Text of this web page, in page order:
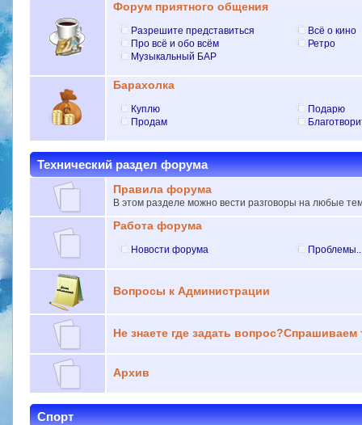
Форум приятного общения
Разрешите представиться
Про всё и обо всём
Музыкальный БАР
Всё о кино
Ретро
Барахолка
Куплю
Продам
Подарю
Технический раздел форума
Правила форума
В этом разделе можно вести разговоры на любые
Работа форума
Новости форума
Вопросы к Администрации
Не знаете где задать вопрос?Спрашиваем
Архив
Спорт